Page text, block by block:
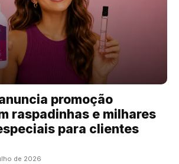
promoção
raspadinhas e milhares
para clientes
de 2026